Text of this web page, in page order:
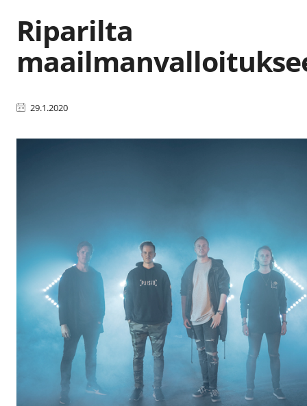
Riparilta
29.1.2020